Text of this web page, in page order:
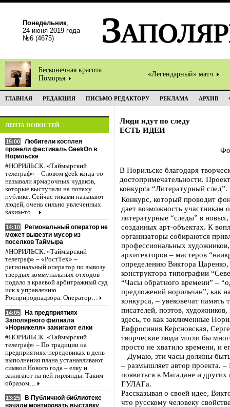
Понедельник,
24 июня 2019 года
№6 (4675)
Бесконечная красота
Поморья
«Легендарный» матч
ГЛАВНАЯ РЕДАКЦИЯ ПИСЬМО РЕДАКТОРУ РЕКЛАМА АРХИВ
ЛЕНТА НОВОСТЕЙ
15:00
Любители косплея
провели фестиваль GeekOn в
Норильске
#НОРИЛЬСК. «Таймырский
телеграф» – Словом geek когда-то
называли ярмарочных чудаков,
которые выступали на потеху
публике. Сейчас гиками называют
людей, очень сильно увлеченных
каким-то…
14:10
Региональный оператор не
может вывезти мусор из
поселков Таймыра
#НОРИЛЬСК. «Таймырский
телеграф» – «РостТех» –
региональный оператор по вывозу
твердых коммунальных отходов –
подало в краевой арбитражный суд
иск к управлению
Росприроднадзора. Оператор…
14:05
На предприятиях
Заполярного филиала
«Норникеля» зажигают елки
#НОРИЛЬСК. «Таймырский
телеграф» – По традиции на
предприятиях-передовиках в день
выполнения плана устанавливают
символ Нового года – елку и
зажигают на ней гирлянды. Таким
образом…
13:25
В Публичной библиотеке
Люди идут по следу
ЕСТЬ ИДЕИ
В Норильске благодаря
достопримечательности.
конкурса “Литературный след”.
Конкурс, который проводит
дает возможность участникам
литературные “следы” в новых,
созданных арт-объектах. К
организаторы собираются
профессиональных
архитекторов – мастеров
определению Виктора
конструктора типографии
“Часы обратного времени” –
предложений норильчан”, как
конкурса, – увековечат память
писателей, поэтов,
здесь, то как заключенные
Евфросиния Керсновская,
творческие люди могли бы
просто не хватило времени, и
– Думаю, эти часы должны
– размышляет автор проекта.
появиться в Магадане и
ГУЛАГа.
Рассказывая о своей идее,
что русскому человеку